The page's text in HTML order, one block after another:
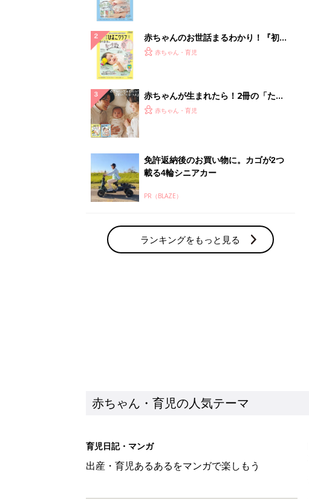
赤ちゃんのお世話まるわかり！『初め
てのひよこクラブ 夏号』〈巻頭大特
赤ちゃん・育児
赤ちゃんが生まれたら！2冊の「たま
ひよ」
赤ちゃん・育児
免許返納後のお買い物に。カゴが2つ
載る4輪シニアカー
PR（BLAZE）
ランキングをもっと見る
赤ちゃん・育児の人気テーマ
育児日記・マンガ
出産・育児あるあるをマンガで楽しもう